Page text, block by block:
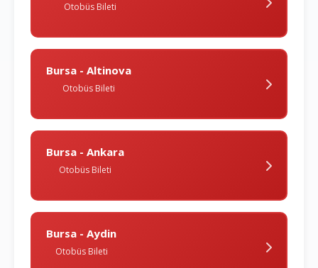
Otobüs Bileti
Bursa - Altinova
Otobüs Bileti
Bursa - Ankara
Otobüs Bileti
Bursa - Aydin
Otobüs Bileti